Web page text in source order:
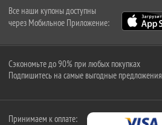
Все наши купоны доступны
через Мобильное Приложение:
Сэкономьте до 90% при любых покупках
Подпишитесь на самые выгодные предложения
Принимаем к оплате: